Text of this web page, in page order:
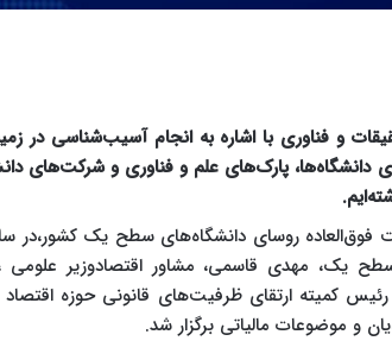
و فناوری با اشاره به انجام آسیب‌شناسی در
دانشگاه‌ها، پارک‌های علم و فناوری و شرکت‌های
روسای دانشگاه‌های سطح یک کشور،در
یک، مهدی قاسمی، مشاور اقتصادوزیر علومی
کمیته ارتقای ظرفیت‌های قانونی حوزه
و موضوعات مالیاتی برگزار شد.